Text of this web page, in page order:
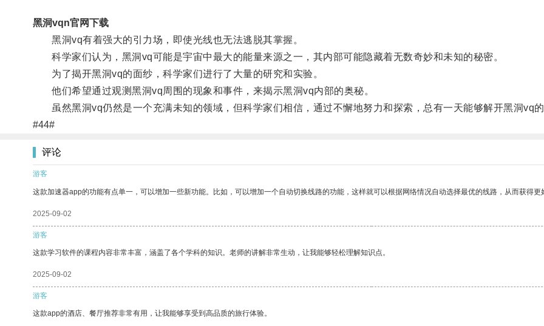
黑洞vqn官网下载
黑洞vq有着强大的引力场，即使光线也无法逃脱其掌握。
科学家们认为，黑洞vq可能是宇宙中最大的能量来源之一，其内部可能隐藏着无数奇妙和未知的秘密。
为了揭开黑洞vq的面纱，科学家们进行了大量的研究和实验。
他们希望通过观测黑洞vq周围的现象和事件，来揭示黑洞vq内部的奥秘。
虽然黑洞vq仍然是一个充满未知的领域，但科学家们相信，通过不懈地努力和探索，总有一天能够解开黑洞vq的
#44#
评论
游客
这款加速器app的功能有点单一，可以增加一些新功能。比如，可以增加一个自动切换线路的功能，这样就可以根据网络情况自动选择最优的线路，从而获得更
2025-09-02
游客
这款学习软件的课程内容非常丰富，涵盖了各个学科的知识。老师的讲解非常生动，让我能够轻松理解知识点。
2025-09-02
游客
这款app的酒店、餐厅推荐非常有用，让我能够享受到高品质的旅行体验。